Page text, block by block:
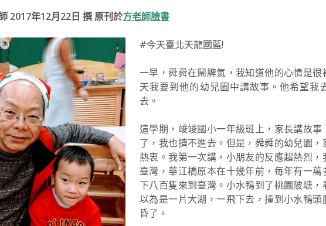
2017年12月22日 撰 原刊於方老師臉書
#今天臺北天龍國藍!
一早，舜舜在鬧脾氣，我知道他的心情是很
天我要到他的幼兒園中講故事。他希望我
去。
這學期，竣竣國小一年級班上，家長講故事
了，我也擠不進去。但是，舜舜的幼兒園，
熱衷。我第一次講，小朋友的反應超熱烈，
臺灣，華江橋原本在十幾年前，每年有一萬
下八百隻來到臺灣。小水鴨到了桃園陂塘，
以為是一片大湖，一飛下去，撞到小水鴨頭
昏了。